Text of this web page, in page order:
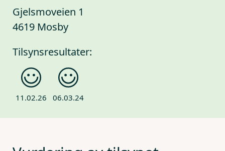
Gjelsmoveien 1
4619 Mosby
Tilsynsresultater:
11.02.26 06.03.24